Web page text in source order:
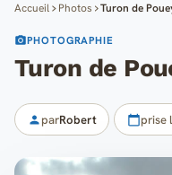
Accueil Photos Turon de
PHOTOGRAPHIE
Turon de
parRobert prise